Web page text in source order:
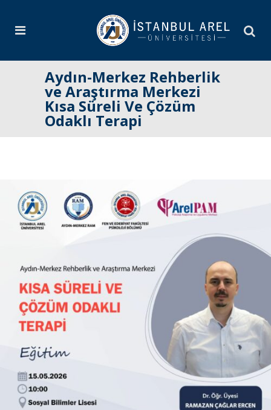
Aydın-Merkez Rehberlik
ve Araştırma Merkezi
Kısa Süreli Ve Çözüm
Odaklı Terapi